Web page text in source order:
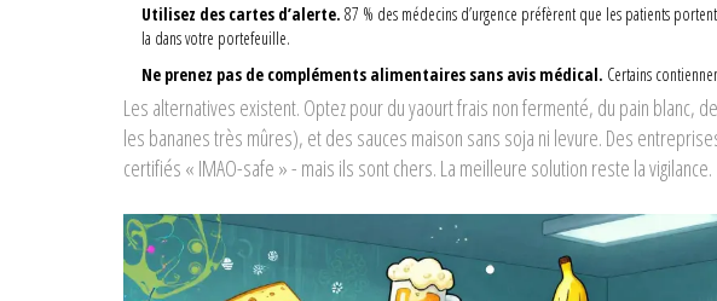
Utilisez des cartes d’alerte. 87 % des médecins d’urgence préfèrent que les patients
la dans votre portefeuille.
Ne prenez pas de compléments alimentaires sans avis médical. Certains
Les alternatives existent. Optez pour du yaourt frais non fermenté, du pain blanc,
les bananes très mûres), et des sauces maison sans soja ni levure. Des
certifiés « IMAO-safe » - mais ils sont chers. La meilleure solution reste la vigilance.